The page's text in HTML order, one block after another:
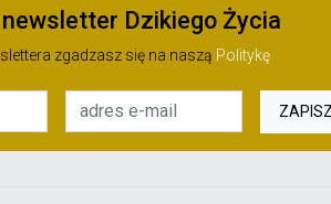
Dzikiego Życia
zgadzasz się na naszą Politykę